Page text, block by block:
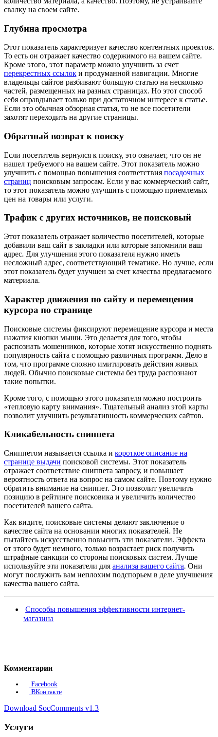
свалку на своем сайте.
Глубина просмотра
Этот показатель характеризует качество контентных проектов.
То есть он отражает качество содержимого на вашем сайте.
Кроме этого, этот параметр можно улучшить за счет
перекрестных ссылок и продуманной навигации. Многие
владельцы сайтов разбивают большую статью на несколько
частей, размещенных на разных страницах. Но этот способ
себя оправдывает только при достаточном интересе к статье.
Если это обычная обзорная статья, то не все посетители
захотят переходить на другие страницы.
Обратный возврат к поиску
Если посетитель вернулся к поиску, это означает, что он не
нашел требуемого на вашем сайте. Этот показатель можно
улучшить с помощью повышения соответствия посадочных
страниц поисковым запросам. Если у вас коммерческий сайт,
то этот показатель можно улучшить с помощью приемлемых
цен на товары или услуги.
Трафик с других источников, не поисковый
Этот показатель отражает количество посетителей, которые
добавили ваш сайт в закладки или которые запомнили ваш
адрес. Для улучшения этого показателя нужно иметь
несложный адрес, соответствующий тематике. Но лучше, если
этот показатель будет улучшен за счет качества предлагаемого
материала.
Характер движения по сайту и перемещения
курсора по странице
Поисковые системы фиксируют перемещение курсора и места
нажатия кнопки мыши. Это делается для того, чтобы
распознать мошенников, которые хотят искусственно поднять
популярность сайта с помощью различных программ. Дело в
том, что программе сложно имитировать действия живых
людей. Обычно поисковые системы без труда распознают
такие попытки.
Кроме того, с помощью этого показателя можно построить
«тепловую карту внимания». Тщательный анализ этой карты
позволит улучшить результативность коммерческих сайтов.
Кликабельность сниппета
Сниппетом называется ссылка и короткое описание на
странице выдачи поисковой системы. Этот показатель
отражает соответствие сниппета запросу, и повышает
вероятность ответа на вопрос на самом сайте. Поэтому нужно
обратить внимание на сниппет. Это позволит увеличить
позицию в рейтинге поисковика и увеличить количество
посетителей вашего сайта.
Как видите, поисковые системы делают заключение о
качестве сайта на основании многих показателей. Не
пытайтесь искусственно повысить эти показатели. Эффекта
от этого будет немного, только возрастает риск получить
штрафные санкции со стороны поисковых систем. Лучше
используйте эти показатели для анализа вашего сайта. Они
могут послужить вам неплохим подспорьем в деле улучшения
качества вашего сайта.
Способы повышения эффективности интернет-
магазина
Комментарии
Facebook
ВКонтакте
Download SocComments v1.3
Услуги